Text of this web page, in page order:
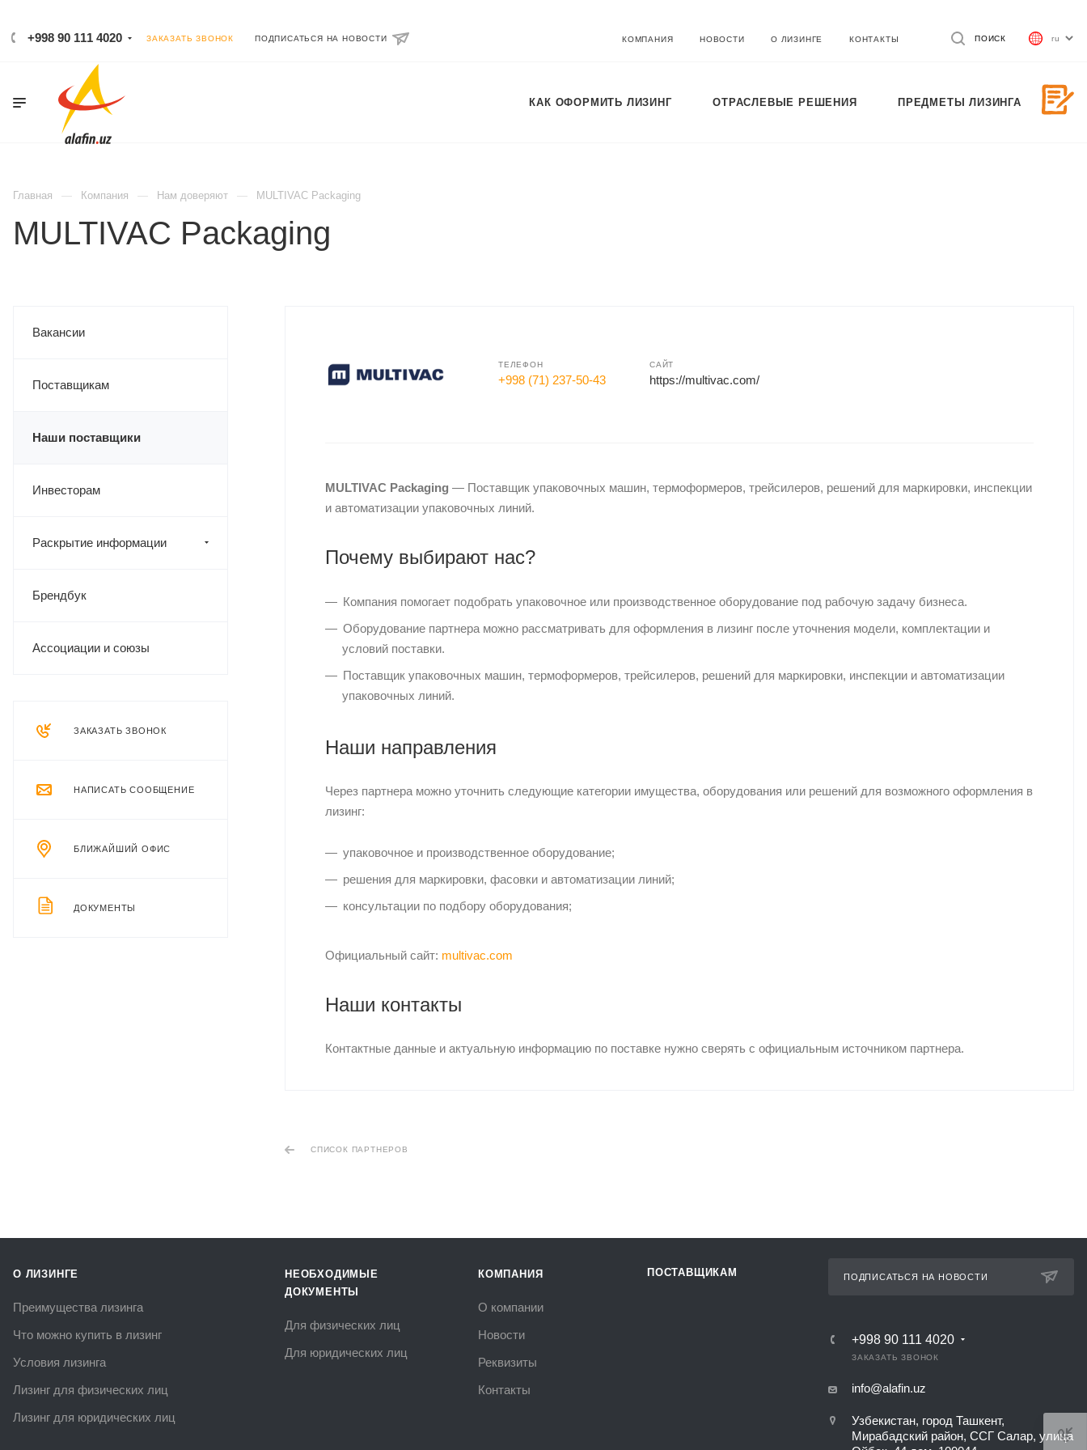
+998 90 111 4020 ЗАКАЗАТЬ ЗВОНОК ПОДПИСАТЬСЯ НА НОВОСТИ ПОИСК
КОМПАНИЯ НОВОСТИ О ЛИЗИНГЕ КОНТАКТЫ
КАК ОФОРМИТЬ ЛИЗИНГ ОТРАСЛЕВЫЕ РЕШЕНИЯ ПРЕДМЕТЫ ЛИЗИНГА
Главная Компания Нам доверяют MULTIVAC Packaging
MULTIVAC Packaging
Вакансии
Поставщикам
Наши поставщики
Инвесторам
Раскрытие информации
Брендбук
Ассоциации и союзы
ЗАКАЗАТЬ ЗВОНОК
НАПИСАТЬ СООБЩЕНИЕ
БЛИЖАЙШИЙ ОФИС
ДОКУМЕНТЫ
ТЕЛЕФОН
+998 (71) 237-50-43
САЙТ
https://multivac.com/
MULTIVAC Packaging — Поставщик упаковочных машин, термоформеров, трейсилеров, решений для маркировки, инспекции
и автоматизации упаковочных линий.
Почему выбирают нас?
Компания помогает подобрать упаковочное или производственное оборудование под рабочую задачу бизнеса.
Оборудование партнера можно рассматривать для оформления в лизинг после уточнения модели, комплектации и
условий поставки.
Поставщик упаковочных машин, термоформеров, трейсилеров, решений для маркировки, инспекции и автоматизации
упаковочных линий.
Наши направления
Через партнера можно уточнить следующие категории имущества, оборудования или решений для возможного оформления в
лизинг:
упаковочное и производственное оборудование;
решения для маркировки, фасовки и автоматизации линий;
консультации по подбору оборудования;
Официальный сайт: multivac.com
Наши контакты
Контактные данные и актуальную информацию по поставке нужно сверять с официальным источником партнера.
СПИСОК ПАРТНЕРОВ
О ЛИЗИНГЕ
Преимущества лизинга
Что можно купить в лизинг
Условия лизинга
Лизинг для физических лиц
Лизинг для юридических лиц
НЕОБХОДИМЫЕ
ДОКУМЕНТЫ
Для физических лиц
Для юридических лиц
КОМПАНИЯ
О компании
Новости
Реквизиты
Контакты
ПОСТАВЩИКАМ ПОДПИСАТЬСЯ НА НОВОСТИ
+998 90 111 4020
ЗАКАЗАТЬ ЗВОНОК
info@alafin.uz
Узбекистан, город Ташкент,
Мирабадский район, ССГ Салар, улица